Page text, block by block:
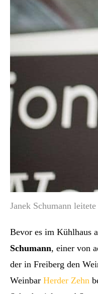
Janek Schumann
Bevor es im Kühlhaus
Schumann, einer von
der in Freiberg den
Weinbar Herder Zehn